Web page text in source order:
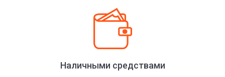
Наличными средствами